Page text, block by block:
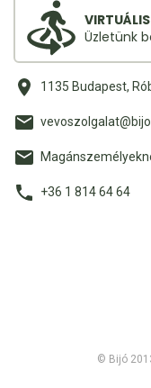
Üzletünk
1135 Budapest,
+36 1 814 64 64
© Bijó